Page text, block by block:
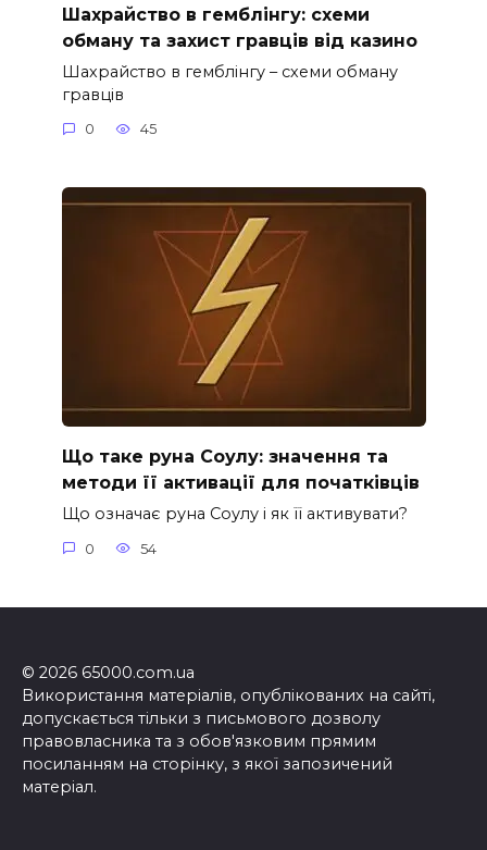
Шахрайство в гемблінгу: схеми
обману та захист гравців від казино
Шахрайство в гемблінгу – схеми обману
гравців
0 45
Що таке руна Соулу: значення та
методи її активації для початківців
Що означає руна Соулу і як її активувати?
0 54
© 2026 65000.com.ua
Використання матеріалів, опублікованих на сайті,
допускається тільки з письмового дозволу
правовласника та з обов'язковим прямим
посиланням на сторінку, з якої запозичений
матеріал.